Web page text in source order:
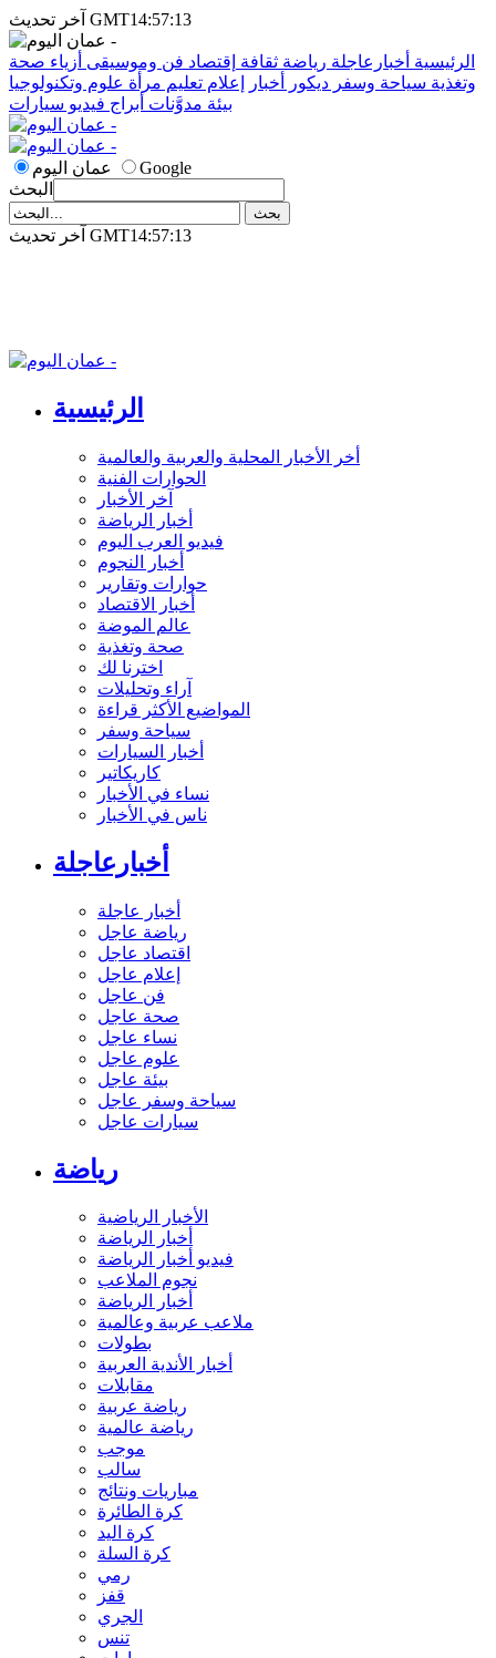
آخر تحديث GMT14:57:13
الرئيسية أخبارعاجلة رياضة ثقافة إقتصاد فن وموسيقى أزياء صحة
وتغذية سياحة وسفر ديكور أخبار إعلام تعليم مرأة علوم وتكنولوجيا
بيئة مدوَّنات أبراج فيديو سيارات
عمان اليوم
Google
البحث
آخر تحديث GMT14:57:13
الرئيسية
أخر الأخبار المحلية والعربية والعالمية
الحوارات الفنية
آخر الأخبار
أخبار الرياضة
فيديو العرب اليوم
أخبار النجوم
حوارات وتقارير
أخبار الاقتصاد
عالم الموضة
صحة وتغذية
اخترنا لك
آراء وتحليلات
المواضيع الأكثر قراءة
سياحة وسفر
أخبار السيارات
كاريكاتير
نساء في الأخبار
ناس في الأخبار
أخبارعاجلة
أخبار عاجلة
رياضة عاجل
اقتصاد عاجل
إعلام عاجل
فن عاجل
صحة عاجل
نساء عاجل
علوم عاجل
بيئة عاجل
سياحة وسفر عاجل
سيارات عاجل
رياضة
الأخبار الرياضية
أخبار الرياضة
فيديو أخبار الرياضة
نجوم الملاعب
أخبار الرياضة
ملاعب عربية وعالمية
بطولات
أخبار الأندية العربية
مقابلات
رياضة عربية
رياضة عالمية
موجب
سالب
مباريات ونتائج
كرة الطائرة
كرة اليد
كرة السلة
رمي
قفز
الجري
تنس